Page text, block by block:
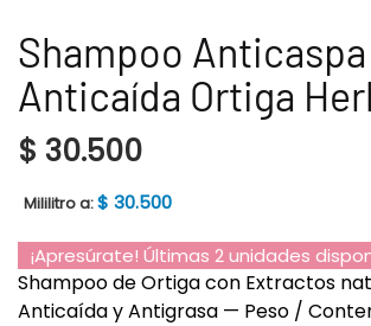
Shampoo
Anticaída Ortiga
$ 30.500
Mililitro a:$ 30.500
¡Apresúrate! Últimas 2 unidades
Shampoo de Ortiga con Extractos
Anticaída y Antigrasa — Peso /